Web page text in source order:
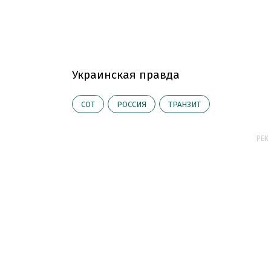
Украинская правда
CОТ РОССИЯ ТРАНЗИТ